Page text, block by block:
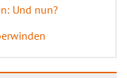
Und nun?